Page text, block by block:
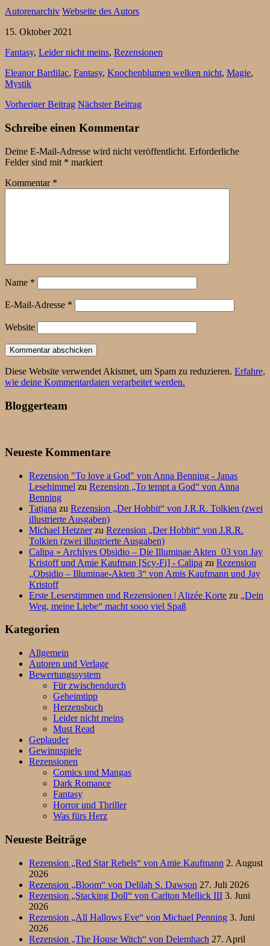
Autorenarchiv Webseite des Autors
15. Oktober 2021
Fantasy, Leider nicht meins, Rezensionen
Eleanor Bardilac, Fantasy, Knochenblumen welken nicht, Magie,
Mystik
Vorheriger Beitrag Nächster Beitrag
Schreibe einen Kommentar
Deine E-Mail-Adresse wird nicht veröffentlicht. Erforderliche
Felder sind mit * markiert
Kommentar *
Name *
E-Mail-Adresse *
Website
Diese Website verwendet Akismet, um Spam zu reduzieren. Erfahre,
wie deine Kommentardaten verarbeitet werden.
Bloggerteam
Neueste Kommentare
Rezension "To love a God" von Anna Benning - Janas
Lesehimmel zu Rezension „To tempt a God“ von Anna
Benning
Tatjana zu Rezension „Der Hobbit“ von J.R.R. Tolkien (zwei
illustrierte Ausgaben)
Michael Hetznerzu Rezension „Der Hobbit“ von J.R.R.
Tolkien (zwei illustrierte Ausgaben)
Calipa » Archives Obsidio – Die Illuminae Akten_03 von Jay
Kristoff und Amie Kaufman [Scy-Fi] - Calipa zu Rezension
„Obsidio – Illuminae-Akten 3“ von Amis Kaufmann und Jay
Kristoff
Erste Leserstimmen und Rezensionen | Alizée Korte zu „Dein
Weg, meine Liebe“ macht sooo viel Spaß
Kategorien
Allgemein
Autoren und Verlage
Bewertungssystem
Für zwischendurch
Geheimtipp
Herzensbuch
Leider nicht meins
Must Read
Geplauder
Gewinnspiele
Rezensionen
Comics und Mangas
Dark Romance
Fantasy
Horror und Thriller
Was fürs Herz
Neueste Beiträge
Rezension „Red Star Rebels“ von Amie Kaufmann 2. August
2026
Rezension „Bloom“ von Delilah S. Dawson 27. Juli 2026
Rezension „Stacking Doll“ von Carlton Mellick III 3. Juni
2026
Rezension „All Hallows Eve“ von Michael Penning 3. Juni
2026
Rezension „The House Witch“ von Delemhach 27. April